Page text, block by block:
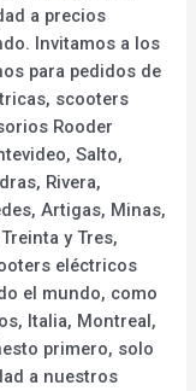
a precios
Invitamos a los
para pedidos de
scooters
Rooder
Salto,
Rivera,
Artigas, Minas,
y Tres,
eléctricos
el mundo, como
Italia, Montreal,
primero, solo
a nuestros